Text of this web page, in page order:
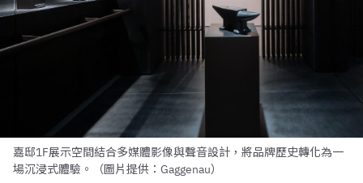
嘉邸1F展示空間結合多媒體影像與聲音設計，將品牌歷史轉化為一
場沉浸式體驗。（圖片提供：Gaggenau）